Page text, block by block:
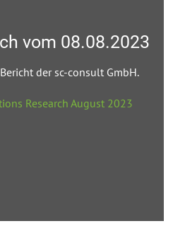
vom 08.08.2023
der sc-consult GmbH.
Research August 2023